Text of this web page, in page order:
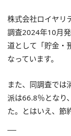
株式会社ロイヤリ
調査2024年10月
道として「貯金・
なっています。
また、同調査では
派は66.8％となり
た。とはいえ、節